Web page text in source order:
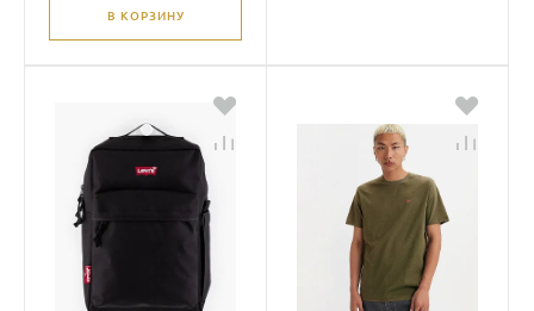
В КОРЗИНУ